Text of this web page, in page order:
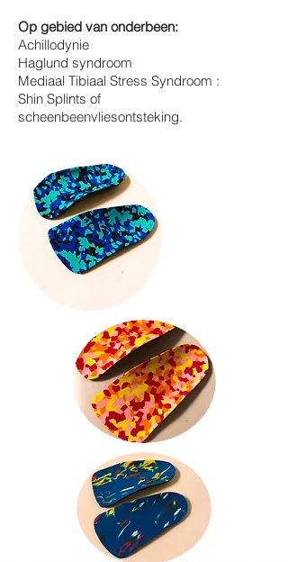
Op gebied van onderbeen:
Achillodynie
Haglund syndroom
Mediaal Tibiaal Stress Syndroom :
Shin Splints of
scheenbeenvliesontsteking.